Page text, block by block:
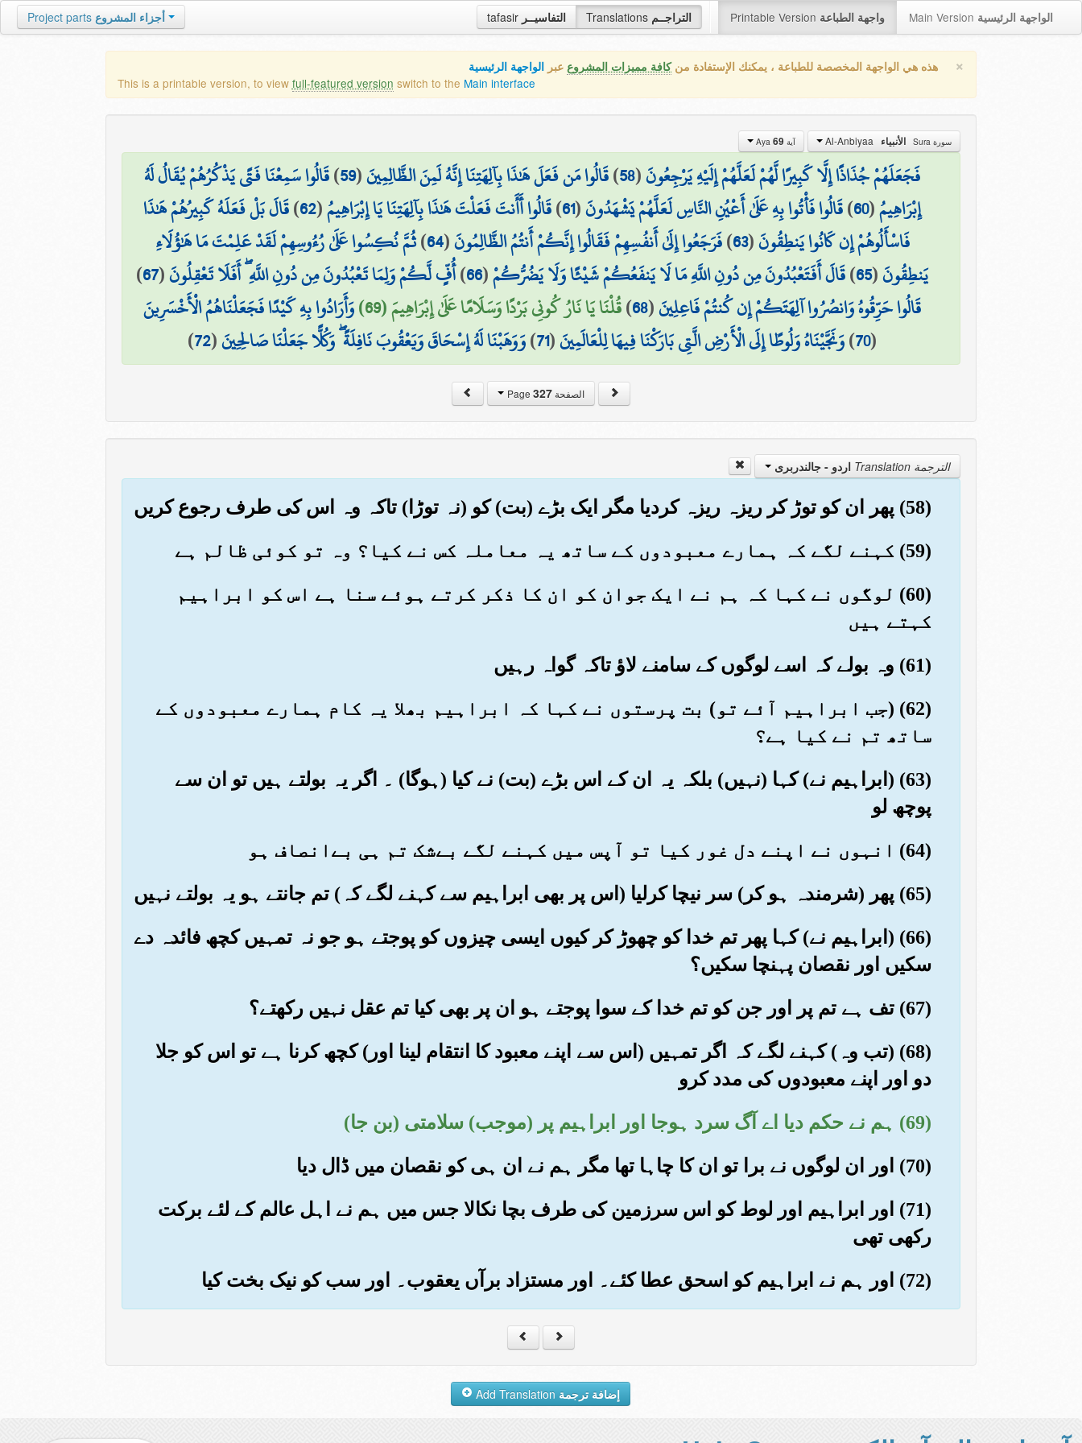
tafasir التفاسيــر Translations التراجــم Printable Version واجهة الطباعة Main Version الواجهة الرئيسية Project parts أجزاء المشروع
× هذه هي الواجهة المخصصة للطباعة ، يمكنك الإستفادة منكافة مميزات المشروع عبر الواجهة الرئيسية
This is a printable version, to view full-featured version switch to the Main interface
سورة Sura الأنبياء آية Aya 69
فَجَعَلَهُمْ جُذَاذًا إِلَّا كَبِيرًا لَّهُمْ لَعَلَّهُمْ إِلَيْهِ يَرْجِعُونَ(
58
)قَالُوا مَن فَعَلَ هَٰذَا بِآلِهَتِنَا إِنَّهُ لَمِنَ الظَّالِمِينَ(
59
)قَالُوا سَمِعْنَا فَتًى يَذْكُرُهُمْ يُقَالُ لَهُ
إِبْرَاهِيمُ(
60
)قَالُوا فَأْتُوا بِهِ عَلَىٰ أَعْيُنِ النَّاسِ لَعَلَّهُمْ يَشْهَدُونَ(
61
)قَالُوا أَأَنتَ فَعَلْتَ هَٰذَا بِآلِهَتِنَا يَا إِبْرَاهِيمُ(
62
)قَالَ بَلْ فَعَلَهُ كَبِيرُهُمْ هَٰذَا
فَاسْأَلُوهُمْ إِن كَانُوا يَنطِقُونَ(
63
)فَرَجَعُوا إِلَىٰ أَنفُسِهِمْ فَقَالُوا إِنَّكُمْ أَنتُمُ الظَّالِمُونَ(
64
)ثُمَّ نُكِسُوا عَلَىٰ رُءُوسِهِمْ لَقَدْ عَلِمْتَ مَا هَٰؤُلَاءِ
يَنطِقُونَ(
65
)قَالَ أَفَتَعْبُدُونَ مِن دُونِ اللَّهِ مَا لَا يَنفَعُكُمْ شَيْئًا وَلَا يَضُرُّكُمْ(
66
)أُفٍّ لَّكُمْ وَلِمَا تَعْبُدُونَ مِن دُونِ اللَّهِ ۖ أَفَلَا تَعْقِلُونَ(
67
)
قَالُوا حَرِّقُوهُ وَانصُرُوا آلِهَتَكُمْ إِن كُنتُمْ فَاعِلِينَ(
68
)قُلْنَا يَا نَارُ كُونِي بَرْدًا وَسَلَامًا عَلَىٰ إِبْرَاهِيمَ (69)
وَأَرَادُوا بِهِ كَيْدًا فَجَعَلْنَاهُمُ الْأَخْسَرِينَ
(
70
)وَنَجَّيْنَاهُ وَلُوطًا إِلَى الْأَرْضِ الَّتِي بَارَكْنَا فِيهَا لِلْعَالَمِينَ(
71
)وَوَهَبْنَا لَهُ إِسْحَاقَ وَيَعْقُوبَ نَافِلَةً ۖ وَكُلًّا جَعَلْنَا صَالِحِينَ(
72
)
الصفحة Page327
الترجمة Translation اردو - جالندربرى
(58) پھر ان کو توڑ کر ریزہ ریزہ کردیا مگر ایک بڑے (بت) کو (نہ توڑا) تاکہ وہ اس کی طرف رجوع کریں
(59) کہنے لگے کہ ہمارے معبودوں کے ساتھ یہ معاملہ کس نے کیا؟ وہ تو کوئی ظالم ہے
(60) لوگوں نے کہا کہ ہم نے ایک جوان کو ان کا ذکر کرتے ہوئے سنا ہے اس کو ابراہیم
کہتے ہیں
(61) وہ بولے کہ اسے لوگوں کے سامنے لاؤ تاکہ گواہ رہیں
(62) (جب ابراہیم آئے تو) بت پرستوں نے کہا کہ ابراہیم بھلا یہ کام ہمارے معبودوں کے
ساتھ تم نے کیا ہے؟
(63) (ابراہیم نے) کہا (نہیں) بلکہ یہ ان کے اس بڑے (بت) نے کیا (ہوگا) ۔ اگر یہ بولتے ہیں تو ان سے
پوچھ لو
(64) انہوں نے اپنے دل غور کیا تو آپس میں کہنے لگے بےشک تم ہی بےانصاف ہو
(65) پھر (شرمندہ ہو کر) سر نیچا کرلیا (اس پر بھی ابراہیم سے کہنے لگے کہ) تم جانتے ہو یہ بولتے نہیں
(66) (ابراہیم نے) کہا پھر تم خدا کو چھوڑ کر کیوں ایسی چیزوں کو پوجتے ہو جو نہ تمہیں کچھ فائدہ دے
سکیں اور نقصان پہنچا سکیں؟
(67) تف ہے تم پر اور جن کو تم خدا کے سوا پوجتے ہو ان پر بھی کیا تم عقل نہیں رکھتے؟
(68) (تب وہ) کہنے لگے کہ اگر تمہیں (اس سے اپنے معبود کا انتقام لینا اور) کچھ کرنا ہے تو اس کو جلا
دو اور اپنے معبودوں کی مدد کرو
(69) ہم نے حکم دیا اے آگ سرد ہوجا اور ابراہیم پر (موجب) سلامتی (بن جا)
(70) اور ان لوگوں نے برا تو ان کا چاہا تھا مگر ہم نے ان ہی کو نقصان میں ڈال دیا
(71) اور ابراہیم اور لوط کو اس سرزمین کی طرف بچا نکالا جس میں ہم نے اہل عالم کے لئے برکت
رکھی تھی
(72) اور ہم نے ابراہیم کو اسحق عطا کئے۔ اور مستزاد برآں یعقوب۔ اور سب کو نیک بخت کیا
إضافة ترجمة